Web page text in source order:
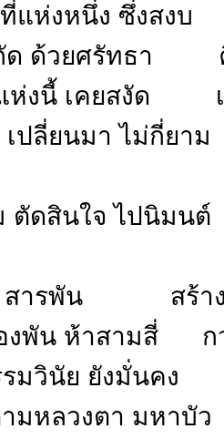
ที่แห่งหนึ่ง ซึ่งสง
ด ด้วยศรัทธา คื
ห่งนี้ เคยสงัด เ
เปลี่ยนมา ไม่กี่ย
ตัดสินใจ ไปนิมน
สารพัน สร้าง
งพัน ห้าสามสี่ กว่
รรมวินัย ยังมั่นค
ามหลวงตา มหา